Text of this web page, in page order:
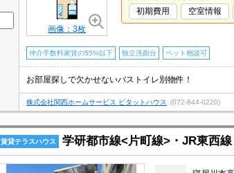
画像：3枚
初期費用
空室情報
仲介手数料家賃の55%以下 独立洗面台 ペット相談可
お部屋探しで欠かせないバストイレ別物件！
株式会社関西ホームサービス ピタットハウス (072-844-0220)
賃貸テラスハウス 学研都市線<片町線>・JR東西